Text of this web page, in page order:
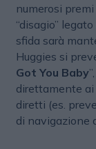
numerosi
“disagio”
sfida sarà
Huggies si
Got You Baby
direttamente
diretti (es.
di navigazione